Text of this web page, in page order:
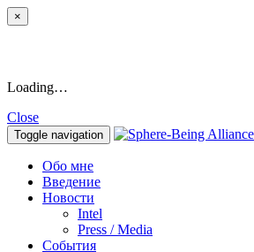
×
Loading…
Close
Toggle navigation
Обо мне
Введение
Новости
Intel
Press / Media
События